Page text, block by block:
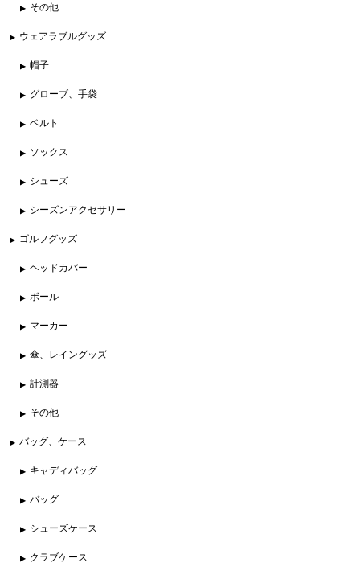
その他
ウェアラブルグッズ
帽子
グローブ、手袋
ベルト
ソックス
シューズ
シーズンアクセサリー
ゴルフグッズ
ヘッドカバー
ボール
マーカー
傘、レイングッズ
計測器
その他
バッグ、ケース
キャディバッグ
バッグ
シューズケース
クラブケース